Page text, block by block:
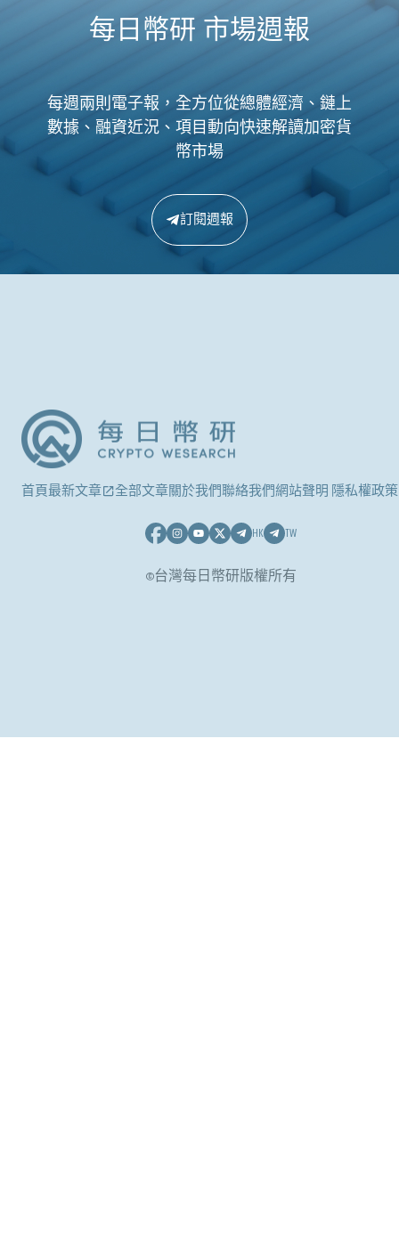
每日幣研 市場週報
每週兩則電子報，全方位從總體經濟、鏈上
數據、融資近況、項目動向快速解讀加密貨
幣市場
訂閱週報
首頁最新文章 全部文章關於我們聯絡我們網站聲明 隱私權政策
HK TW
©台灣每日幣研版權所有